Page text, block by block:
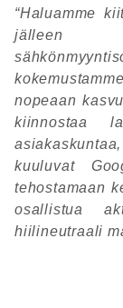
“Haluamme
jälleen
nopeaan
kiinnostaa
kuuluvat
tehostamaan
osallistua
hiilineutraali